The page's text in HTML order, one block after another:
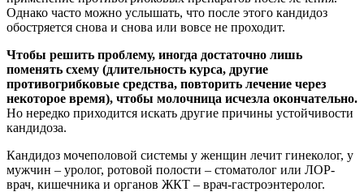
Однако часто можно услышать, что после этого кандидоз
обостряется снова и снова или вовсе не проходит.
Чтобы решить проблему, иногда достаточно лишь
поменять схему (длительность курса, другие
противогрибковые средства, повторить лечение через
некоторое время), чтобы молочница исчезла окончательно.
Но нередко приходится искать другие причины устойчивости
кандидоза.
Кандидоз мочеполовой системы у женщин лечит гинеколог, у
мужчин – уролог, ротовой полости – стоматолог или ЛОР-
врач, кишечника и органов ЖКТ – врач-гастроэнтеролог.